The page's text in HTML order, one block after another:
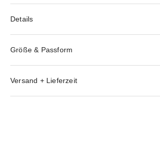
Details
Größe & Passform
Versand + Lieferzeit